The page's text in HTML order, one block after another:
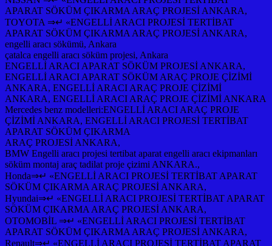
APARAT SÖKÜM ÇIKARMA ARAÇ PROJESİ ANKARA,
TOYOTA ⇒↵ «ENGELLİ ARACI PROJESİ TERTİBAT
APARAT SÖKÜM ÇIKARMA ARAÇ PROJESİ ANKARA,
engelli aracı sökümü, Ankara
çatalca engelli aracı söküm projesi, Ankara
ENGELLİ ARACI APARAT SÖKÜM PROJESİ ANKARA,
ENGELLİ ARACI APARAT SÖKÜM ARAÇ PROJE ÇİZİMİ
ANKARA, ENGELLİ ARACI ARAÇ PROJE ÇİZİMİ
ANKARA, ENGELLİ ARACI ARAÇ PROJE ÇİZİMİ ANKARA
Mercedes benz modelleri:ENGELLİ ARACI ARAÇ PROJE
ÇİZİMİ ANKARA, ENGELLİ ARACI PROJESİ TERTİBAT
APARAT SÖKÜM ÇIKARMA
ARAÇ PROJESİ ANKARA,
BMW Engelli aracı projesi tertibat aparat engelli aracı ekipmanları
söküm montaj araç tadilat proje çizimi ANKARA.,
Honda⇒↵ «ENGELLİ ARACI PROJESİ TERTİBAT APARAT
SÖKÜM ÇIKARMA ARAÇ PROJESİ ANKARA,
Hyundai⇒↵ «ENGELLİ ARACI PROJESİ TERTİBAT APARAT
SÖKÜM ÇIKARMA ARAÇ PROJESİ ANKARA,
OTOMOBİL ⇒↵ «ENGELLİ ARACI PROJESİ TERTİBAT
APARAT SÖKÜM ÇIKARMA ARAÇ PROJESİ ANKARA,
Renault⇒↵ «ENGELLİ ARACI PROJESİ TERTİBAT APARAT